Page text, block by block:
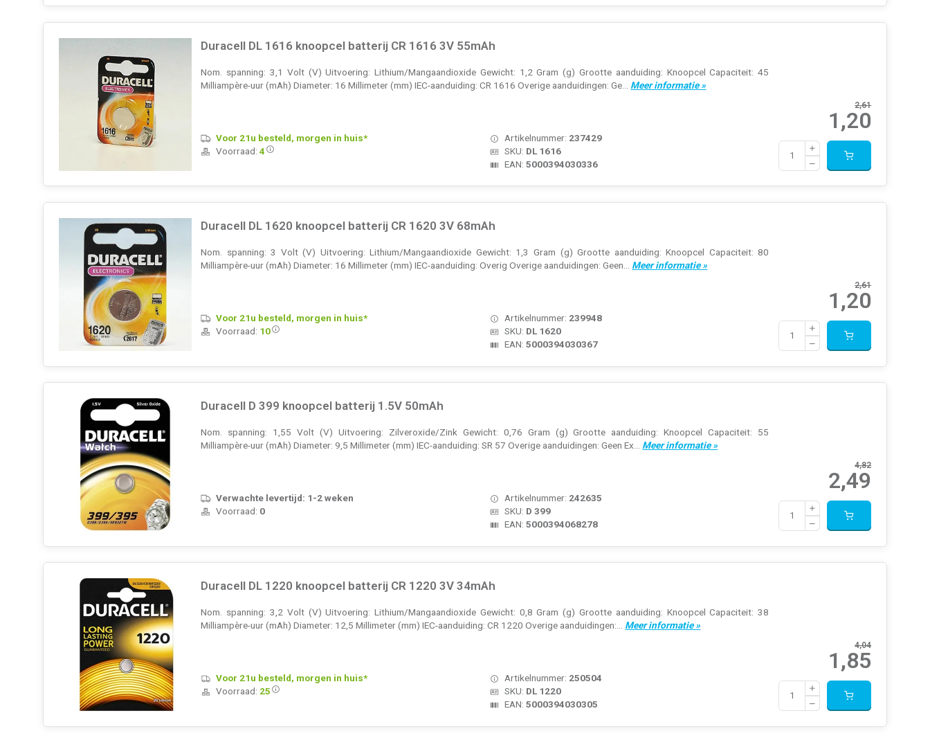
Duracell DL 1616 knoopcel batterij CR 1616 3V 55mAh
Nom. spanning: 3,1 Volt (V) Uitvoering: Lithium/Mangaandioxide Gewicht: 1,2 Gram (g) Grootte aanduiding: Knoopcel Capaciteit: 45
Milliampère-uur (mAh) Diameter: 16 Millimeter (mm) IEC-aanduiding: CR 1616 Overige aanduidingen: Ge... Meer informatie »
2,61
1,20
Artikelnummer: 237429
SKU: DL 1616
EAN:5000394030336
Voor 21u besteld, morgen in huis*
Voorraad: 4
Duracell DL 1620 knoopcel batterij CR 1620 3V 68mAh
Nom. spanning: 3 Volt (V) Uitvoering: Lithium/Mangaandioxide Gewicht: 1,3 Gram (g) Grootte aanduiding: Knoopcel Capaciteit: 80
Milliampère-uur (mAh) Diameter: 16 Millimeter (mm) IEC-aanduiding: Overig Overige aanduidingen: Geen... Meer informatie »
2,61
1,20
Artikelnummer: 239948
SKU: DL 1620
EAN:5000394030367
Voor 21u besteld, morgen in huis*
Voorraad: 10
Duracell D 399 knoopcel batterij 1.5V 50mAh
Nom. spanning: 1,55 Volt (V) Uitvoering: Zilveroxide/Zink Gewicht: 0,76 Gram (g) Grootte aanduiding: Knoopcel Capaciteit: 55
Milliampère-uur (mAh) Diameter: 9,5 Millimeter (mm) IEC-aanduiding: SR 57 Overige aanduidingen: Geen Ex... Meer informatie »
4,82
2,49
Artikelnummer: 242635
SKU: D 399
EAN:5000394068278
Verwachte levertijd: 1-2 weken
Voorraad: 0
Duracell DL 1220 knoopcel batterij CR 1220 3V 34mAh
Nom. spanning: 3,2 Volt (V) Uitvoering: Lithium/Mangaandioxide Gewicht: 0,8 Gram (g) Grootte aanduiding: Knoopcel Capaciteit: 38
Milliampère-uur (mAh) Diameter: 12,5 Millimeter (mm) IEC-aanduiding: CR 1220 Overige aanduidingen:... Meer informatie »
4,04
1,85
Artikelnummer: 250504
SKU: DL 1220
EAN:5000394030305
Voor 21u besteld, morgen in huis*
Voorraad: 25